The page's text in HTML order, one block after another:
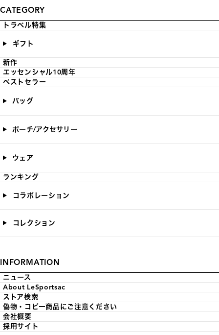
CATEGORY
トラベル特集
ギフト
新作
エッセンシャル10周年
ベストセラー
バッグ
ポーチ/アクセサリー
ウェア
ランキング
コラボレーション
コレクション
INFORMATION
ニュース
About LeSportsac
ストア検索
偽物・コピー商品にご注意ください
会社概要
採用サイト